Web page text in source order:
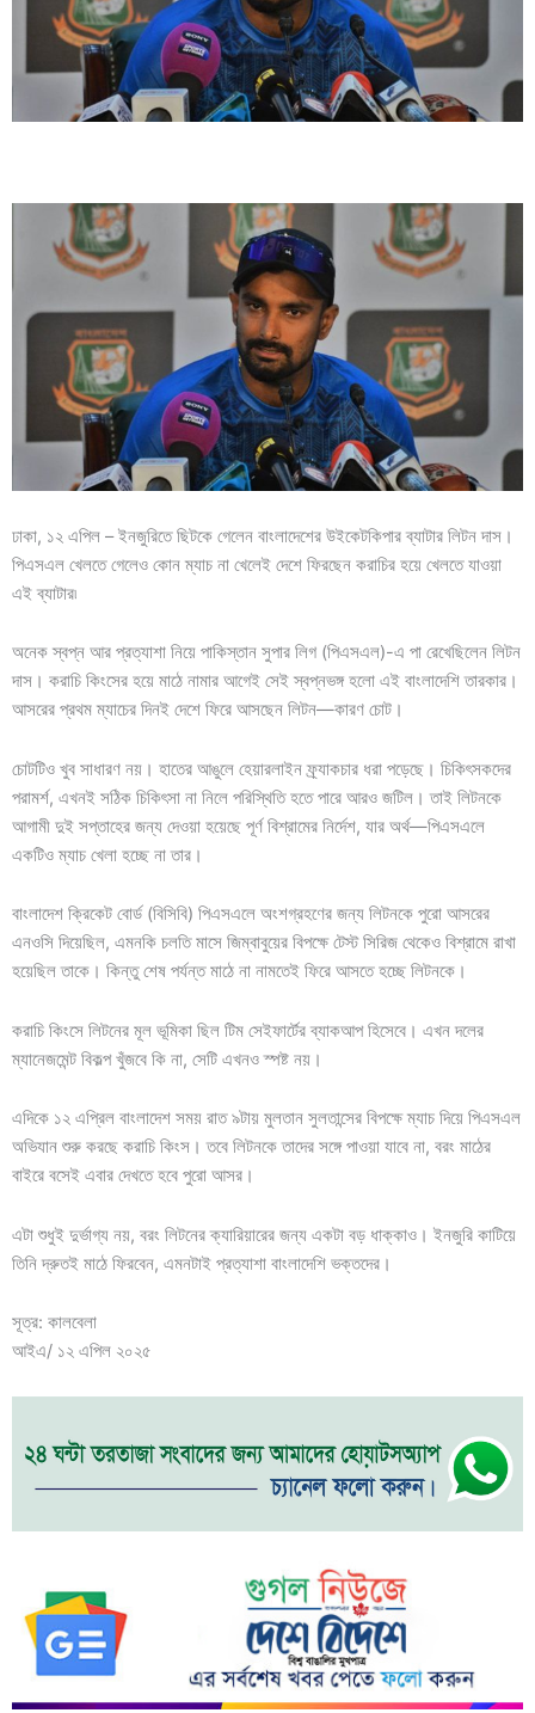
ঢাকা, ১২ এপিল – ইনজুরিতে ছিটকে গেলেন বাংলাদেশের উইকেটকিপার ব্যাটার লিটন দাস।
পিএসএল খেলতে গেলেও কোন ম্যাচ না খেলেই দেশে ফিরছেন করাচির হয়ে খেলতে যাওয়া
এই ব্যাটার৷
অনেক স্বপ্ন আর প্রত্যাশা নিয়ে পাকিস্তান সুপার লিগ (পিএসএল)-এ পা রেখেছিলেন লিটন
দাস। করাচি কিংসের হয়ে মাঠে নামার আগেই সেই স্বপ্নভঙ্গ হলো এই বাংলাদেশি তারকার।
আসরের প্রথম ম্যাচের দিনই দেশে ফিরে আসছেন লিটন—কারণ চোট।
চোটটিও খুব সাধারণ নয়। হাতের আঙুলে হেয়ারলাইন ফ্র্যাকচার ধরা পড়েছে। চিকিৎসকদের
পরামর্শ, এখনই সঠিক চিকিৎসা না নিলে পরিস্থিতি হতে পারে আরও জটিল। তাই লিটনকে
আগামী দুই সপ্তাহের জন্য দেওয়া হয়েছে পূর্ণ বিশ্রামের নির্দেশ, যার অর্থ—পিএসএলে
একটিও ম্যাচ খেলা হচ্ছে না তার।
বাংলাদেশ ক্রিকেট বোর্ড (বিসিবি) পিএসএলে অংশগ্রহণের জন্য লিটনকে পুরো আসরের
এনওসি দিয়েছিল, এমনকি চলতি মাসে জিম্বাবুয়ের বিপক্ষে টেস্ট সিরিজ থেকেও বিশ্রামে রাখা
হয়েছিল তাকে। কিন্তু শেষ পর্যন্ত মাঠে না নামতেই ফিরে আসতে হচ্ছে লিটনকে।
করাচি কিংসে লিটনের মূল ভূমিকা ছিল টিম সেইফার্টের ব্যাকআপ হিসেবে। এখন দলের
ম্যানেজমেন্ট বিকল্প খুঁজবে কি না, সেটি এখনও স্পষ্ট নয়।
এদিকে ১২ এপ্রিল বাংলাদেশ সময় রাত ৯টায় মুলতান সুলতান্সের বিপক্ষে ম্যাচ দিয়ে পিএসএল
অভিযান শুরু করছে করাচি কিংস। তবে লিটনকে তাদের সঙ্গে পাওয়া যাবে না, বরং মাঠের
বাইরে বসেই এবার দেখতে হবে পুরো আসর।
এটা শুধুই দুর্ভাগ্য নয়, বরং লিটনের ক্যারিয়ারের জন্য একটা বড় ধাক্কাও। ইনজুরি কাটিয়ে
তিনি দ্রুতই মাঠে ফিরবেন, এমনটাই প্রত্যাশা বাংলাদেশি ভক্তদের।
সূত্র: কালবেলা
আইএ/ ১২ এপিল ২০২৫